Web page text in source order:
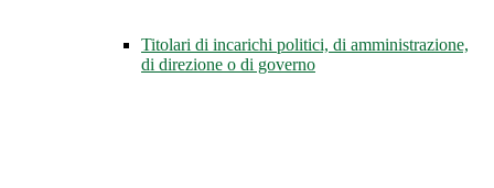
Titolari di incarichi politici, di amministrazione,
di direzione o di governo